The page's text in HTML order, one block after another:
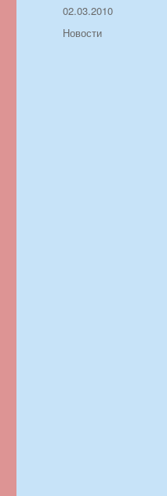
Автор
Опубликовано
02.03.2010
Рубрики
Новости